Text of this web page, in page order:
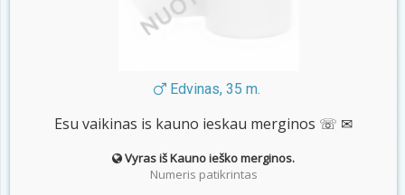
Edvinas, 35 m.
Esu vaikinas is kauno ieskau merginos ☏ ✉
Vyras iš Kauno ieško merginos.
Numeris patikrintas